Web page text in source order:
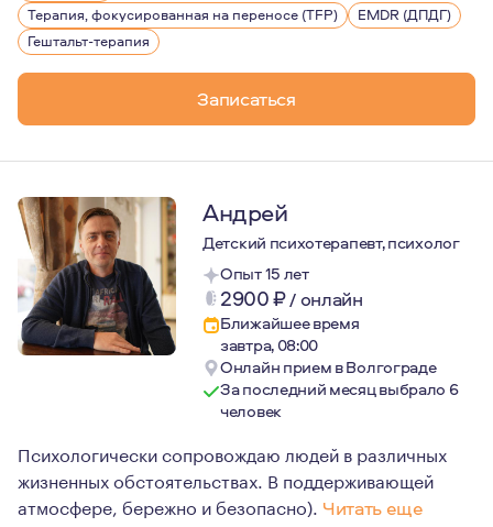
Терапия, фокусированная на переносе (TFP)
EMDR (ДПДГ)
Гештальт-терапия
Записаться
Андрей
Детский психотерапевт, психолог
Опыт 15 лет
2900₽/ онлайн
Ближайшее время
завтра, 08:00
Онлайн прием в Волгограде
За последний месяц выбрало 6
человек
Психологически сопровождаю людей в различных
жизненных обстоятельствах. В поддерживающей
атмосфере, бережно и безопасно). Читать еще